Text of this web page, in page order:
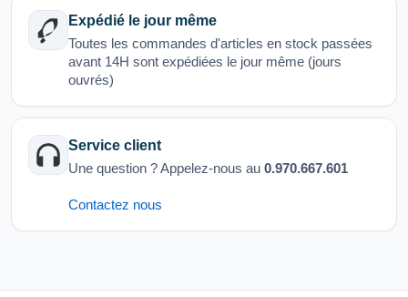
Expédié le jour même
Toutes les commandes d'articles en stock passées
avant 14H sont expédiées le jour même (jours
ouvrés)
Service client
Une question ? Appelez-nous au 0.970.667.601
Contactez nous